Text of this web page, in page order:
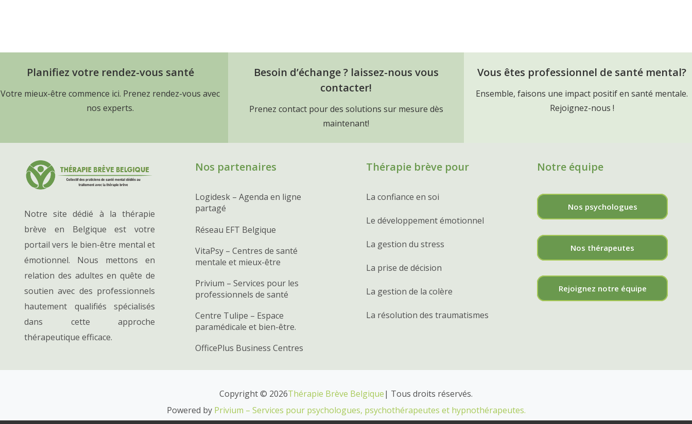
Planifiez votre rendez-vous santé
Votre mieux-être commence ici. Prenez rendez-vous avec
nos experts.
Besoin d’échange ? laissez-nous vous
contacter!
Prenez contact pour des solutions sur mesure dès
maintenant!
Vous êtes professionnel de santé mental?
Ensemble, faisons une impact positif en santé mentale.
Rejoignez-nous !
Notre site dédié à la thérapie
brève en Belgique est votre
portail vers le bien-être mental et
émotionnel. Nous mettons en
relation des adultes en quête de
soutien avec des professionnels
hautement qualifiés spécialisés
dans cette approche
thérapeutique efficace.
Nos partenaires
Logidesk – Agenda en ligne
partagé
Réseau EFT Belgique
VitaPsy – Centres de santé
mentale et mieux-être
Privium – Services pour les
professionnels de santé
Centre Tulipe – Espace
paramédicale et bien-être.
OfficePlus Business Centres
Thérapie brève pour
La confiance en soi
Le développement émotionnel
La gestion du stress
La prise de décision
La gestion de la colère
La résolution des traumatismes
Notre équipe
Nos psychologues
Nos thérapeutes
Rejoignez notre équipe
Copyright © 2026Thérapie Brève Belgique| Tous droits réservés.
Powered by Privium – Services pour psychologues, psychothérapeutes et hypnothérapeutes.